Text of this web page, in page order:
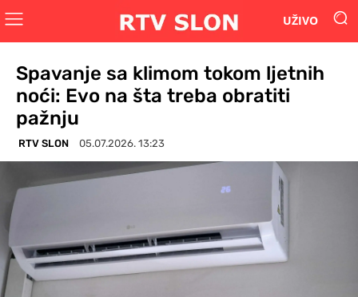
UŽIVO
Spavanje sa klimom tokom ljetnih
noći: Evo na šta treba obratiti
pažnju
RTV SLON 05.07.2026. 13:23